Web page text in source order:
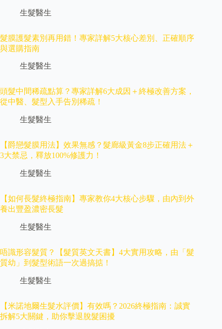
生髮醫生
髮膜護髮素別再用錯！專家詳解5大核心差別、正確順序
與選購指南
生髮醫生
頭髮中間稀疏點算？專家詳解6大成因＋終極改善方案，
從中醫、髮型入手告別稀疏！
生髮醫生
【爵戀髮膜用法】效果無感？髮廊級黃金8步正確用法＋
3大禁忌，釋放100%修護力！
生髮醫生
【如何長髮終極指南】專家教你4大核心步驟，由內到外
養出豐盈濃密長髮
生髮醫生
唔識形容髮質？【髮質英文天書】4大實用攻略，由「髮
質幼」到髮型術語一次過搞掂！
生髮醫生
【米諾地爾生髮水評價】有效嗎？2026終極指南：誠實
拆解5大關鍵，助你擊退脫髮困擾